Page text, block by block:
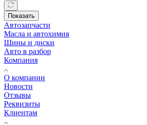
Показать
Автозапчасти
Масла и автохимия
Шины и диски
Авто в разбор
Компания
О компании
Новости
Отзывы
Реквизиты
Клиентам